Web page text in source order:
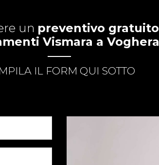
un preventivo gratuito
Vismara a Voghera
IL FORM QUI SOTTO